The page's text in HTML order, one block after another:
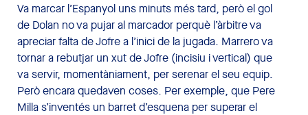
Va marcar l’Espanyol uns minuts més tard, però el gol
de Dolan no va pujar al marcador perquè l’àrbitre va
apreciar falta de Jofre a l’inici de la jugada. Marrero va
tornar a rebutjar un xut de Jofre (incisiu i vertical) que
va servir, momentàniament, per serenar el seu equip.
Però encara quedaven coses. Per exemple, que Pere
Milla s’inventés un barret d’esquena per superar el